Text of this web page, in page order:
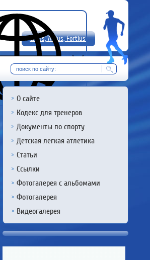
Citius, Altius, Fortius!
RU
О сайте
Кодекс для тренеров
Документы по спорту
Детская легкая атлетика
Статьи
Ссылки
Фотогалерея с альбомами
Фотогалерея
Видеогалерея